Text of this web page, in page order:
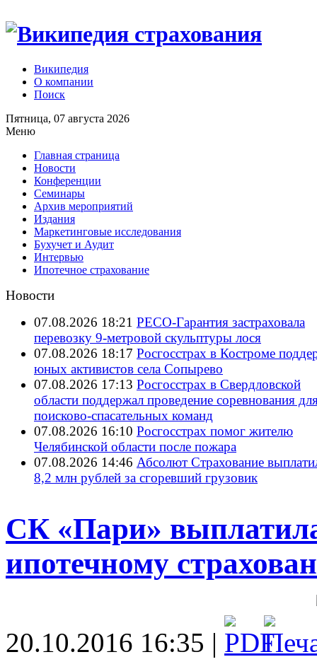
Википедия
О компании
Поиск
Пятница, 07 августа 2026
Меню
Главная страница
Новости
Конференции
Семинары
Архив мероприятий
Издания
Маркетинговые исследования
Бухучет и Аудит
Интервью
Ипотечное страхование
Новости
07.08.2026 18:21 РЕСО-Гарантия застраховала
перевозку 9-метровой скульптуры лося
07.08.2026 18:17 Росгосстрах в Костроме
юных активистов села Сопырево
07.08.2026 17:13 Росгосстрах в Свердловской
области поддержал проведение соревнования
поисково‑спасательных команд
07.08.2026 16:10 Росгосстрах помог жителю
Челябинской области после пожара
07.08.2026 14:46 Абсолют Страхование
8,2 млн рублей за сгоревший грузовик
СК «Пари»
ипотечному
20.10.2016 16:35 |